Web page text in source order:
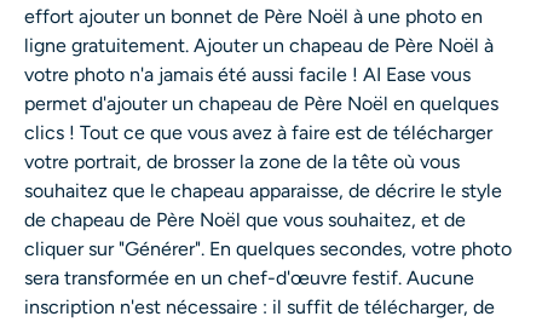
Suppression de filigrane vidéo
effort ajouter un bonnet de Père Noël à une photo en
ligne gratuitement. Ajouter un chapeau de Père Noël à
votre photo n'a jamais été aussi facile ! AI Ease vous
permet d'ajouter un chapeau de Père Noël en quelques
clics ! Tout ce que vous avez à faire est de télécharger
votre portrait, de brosser la zone de la tête où vous
souhaitez que le chapeau apparaisse, de décrire le style
de chapeau de Père Noël que vous souhaitez, et de
cliquer sur "Générer". En quelques secondes, votre photo
sera transformée en un chef-d'œuvre festif. Aucune
inscription n'est nécessaire : il suffit de télécharger, de